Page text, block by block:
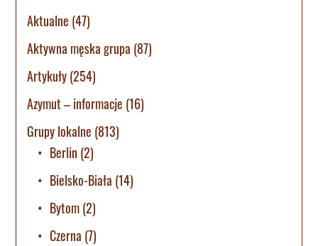
Aktualne (47)
Aktywna męska grupa (87)
Artykuły(254)
Azymut – informacje (16)
Grupy lokalne (813)
Berlin (2)
Bielsko-Biała (14)
Bytom(2)
Czerna (7)